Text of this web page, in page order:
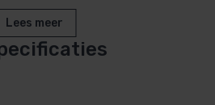
0.7 W
Lees meer